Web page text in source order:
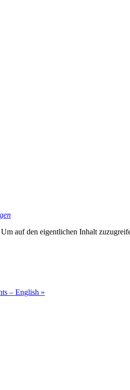
Um auf den eigentlichen Inhalt
– English »